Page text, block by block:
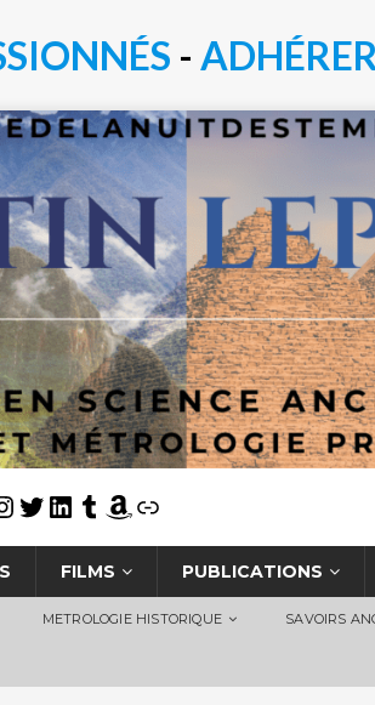
ÉS -
FILMS PUBLICATIONS
METROLOGIE HISTORIQUE SAVOIRS